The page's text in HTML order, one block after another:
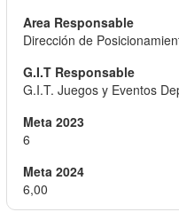
Dirección de
G.I.T. Juegos y Eventos
6
6,00